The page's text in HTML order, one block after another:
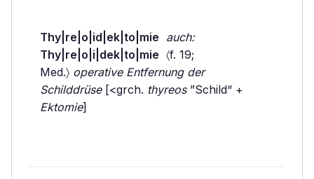
Thy|re|o|id|ek|to|mie auch:
Thy|re|o|i|dek|to|mie 〈f. 19;
Med.〉 operative Entfernung der
Schilddrüse[<grch. thyreos”Schild“ +
Ektomie]